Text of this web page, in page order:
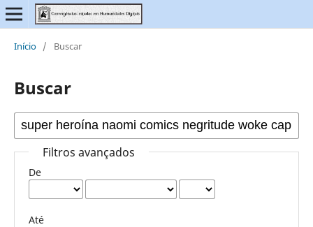
Início / Buscar
Buscar
Filtros avançados
De
Até